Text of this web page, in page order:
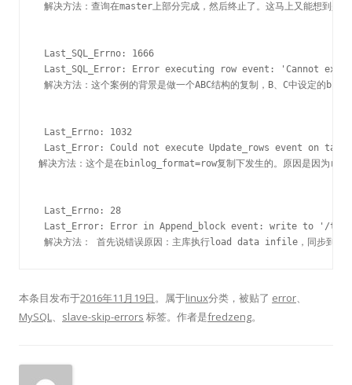
解决方法：查询在master上部分完成，然后终止了。这马上又能想到是
Last_SQL_Errno: 1666
Last_SQL_Error: Error executing row event: 'Cannot
解决方法：这个案例的背景是做一个ABC结构的复制，B、C中设定
Last_Errno: 1032
Last_Error: Could not execute Update_rows event on
解决方法：这个是在binlog_format=row复制下发生的。原因是因为row
Last_Errno: 28
Last_Error: Error in Append_block event: write to '/tmp/
解决方法： 首先说错误原因：主库执行load data infile，同步到从
本条目发布于2016年11月19日。属于linux分类，被贴了 error、
MySQL、 slave-skip-errors 标签。 作者是fredzeng。